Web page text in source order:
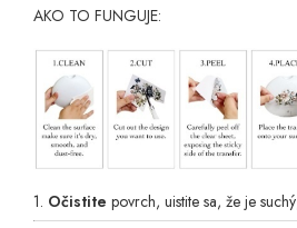
AKO TO FUNGUJE:
1. Očistite povrch, uistite sa, že je